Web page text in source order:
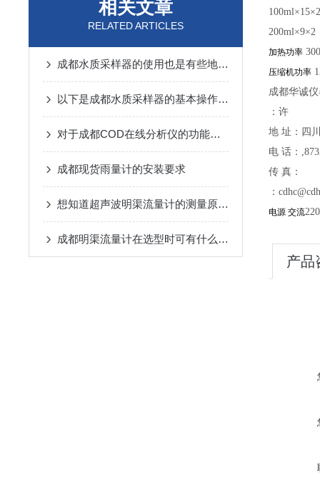
相关文章
RELATED ARTICLES
成都水质采样器的使用也是有些地方需要注意的
以下是成都水质采样器的基本操作步骤
对于成都COD在线分析仪的功能你有什么看法呢？
成都现货雨量计的安装要求
想知道超声波明渠流量计的测量原理？
成都明渠流量计在选型时可有什么注意的地方呢？
100ml×15×2
200ml×9×2
加热功率
压缩机功率
成都华诚
：许
地 址：四
电 话：
传 真：
：
电源 交流
产品